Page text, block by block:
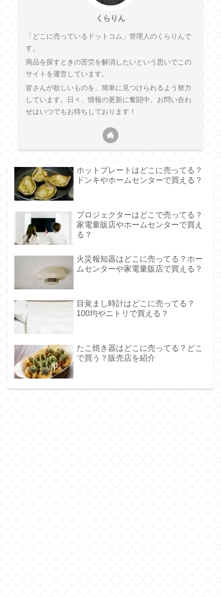
くらりん
「どこに売っているドットコム」管理人のくらりんで
す。
商品を探すときの苦労を解消したいという思いでこの
サイトを運営しています。
皆さんが欲しいものを、簡単に見つけられるよう努力
しています。日々、情報の更新に奮闘中。お問い合わ
せはいつでもお待ちしております！
ホットプレートはどこに売ってる？
ドンキやホームセンターで買える？
プロジェクターはどこで売ってる？
家電量販店やホームセンターで買え
る？
火災報知器はどこに売ってる？ホー
ムセンターや家電量販店で買える？
目覚まし時計はどこに売ってる？
100均やニトリで買える？
たこ焼き器はどこに売ってる？どこ
で買う？販売店を紹介